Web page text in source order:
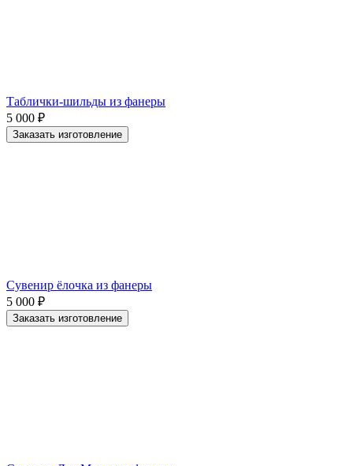
Таблички-шильды из фанеры
5 000 ₽
Заказать изготовление
Сувенир ёлочка из фанеры
5 000 ₽
Заказать изготовление